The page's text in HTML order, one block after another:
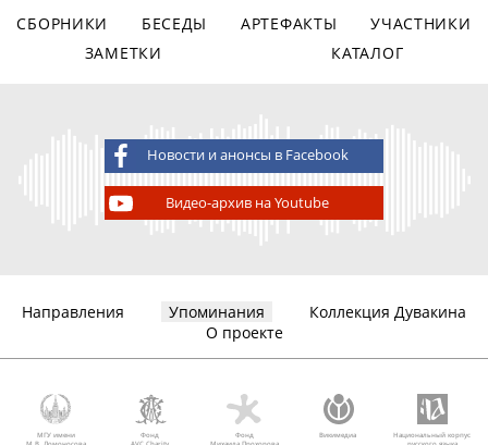
СБОРНИКИ БЕСЕДЫ АРТЕФАКТЫ
УЧАСТНИКИ
ЗАМЕТКИ
КАТАЛОГ
Новости и анонсы в Facebook
Видео-архив на Youtube
Направления Упоминания
Коллекция Дувакина
О проекте
МГУ имени
Фонд
Фонд
Викимедиа
Национальный корпус